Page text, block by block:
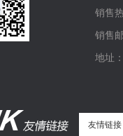
销售
销售
地址